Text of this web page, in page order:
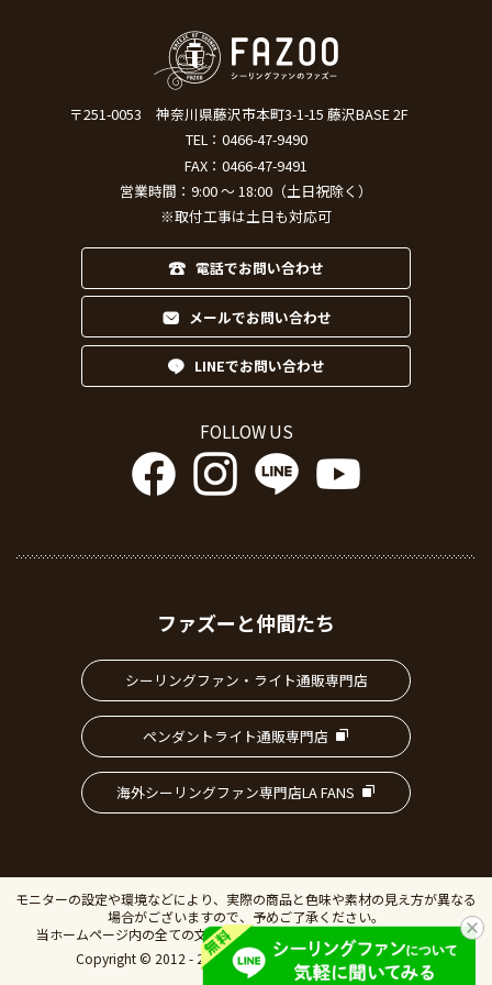
〒251-0053
神奈川県藤沢市本町3-1-15 藤沢BASE 2F
TEL： 0466-47-9490
FAX：0466-47-9491
営業時間：9:00 ～ 18:00（土日祝除く）
※取付工事は土日も対応可
電話でお問い合わせ
メールでお問い合わせ
LINEでお問い合わせ
FOLLOW US
ファズーと仲間たち
シーリングファン・ライト通販専門店
ペンダントライト通販専門店
海外シーリングファン専門店LA FANS
モニターの設定や環境などにより、実際の商品と色味や素材の見え方が異なる
場合がございますので、予めご了承ください。
当ホームページ内の全ての文書、画像の無断転載・複製を禁止します。
Copyright © 2012 - 2026 IVillage Inc. All Rights Reserved.